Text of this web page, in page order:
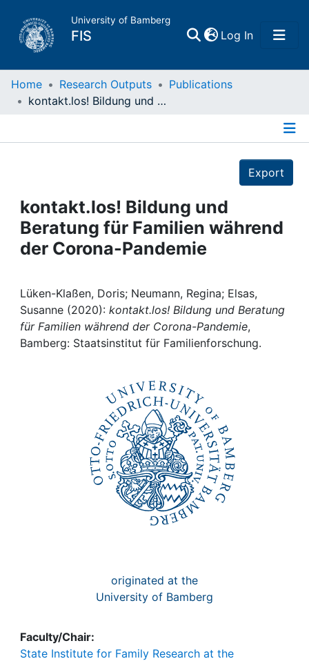
University of Bamberg
FIS Log In(current)
Home
Projects
People
Awards
My FIS
Home Research Outputs
Publications
kontakt.los! Bildung und Beratung für Familien während der Corona-Pandemie
Export
kontakt.los! Bildung und
Beratung für Familien während
der Corona-Pandemie
Lüken-Klaßen, Doris; Neumann, Regina; Elsas,
Susanne (2020): kontakt.los! Bildung und Beratung
für Familien während der Corona-Pandemie,
Bamberg: Staatsinstitut für Familienforschung.
originated at the
University of Bamberg
Faculty/Chair:
State Institute for Family Research at the